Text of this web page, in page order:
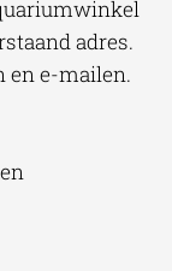
adres.
en e-mailen.